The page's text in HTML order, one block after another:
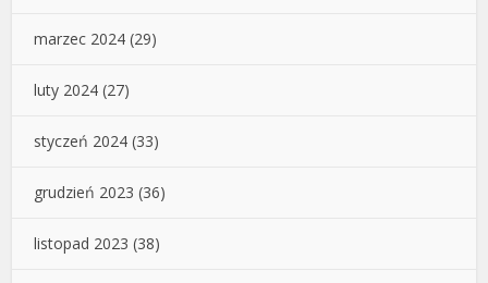
marzec 2024 (29)
luty 2024 (27)
styczeń 2024 (33)
grudzień 2023 (36)
listopad 2023 (38)